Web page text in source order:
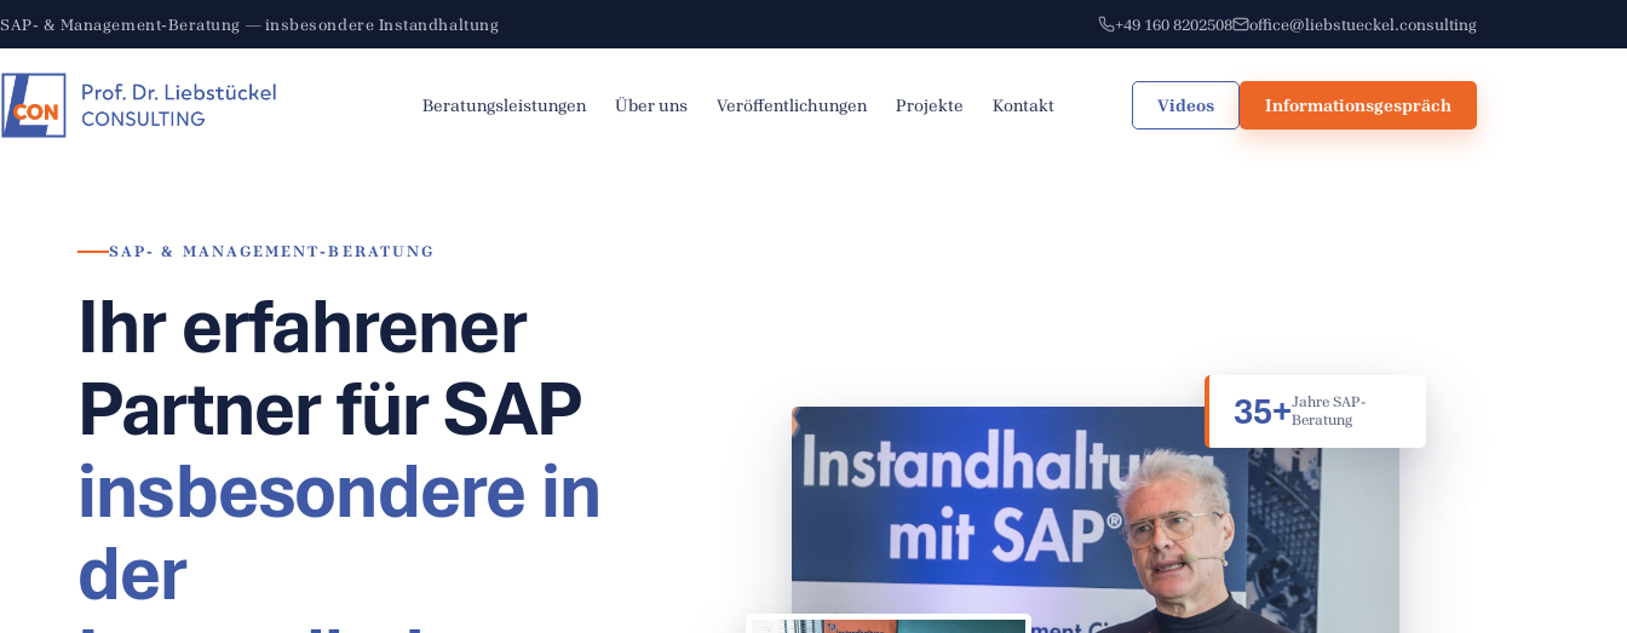
SAP- & Management-Beratung — insbesondere Instandhaltung +49 160 8202508 office@liebstueckel.consulting
Beratungsleistungen Über uns Veröffentlichungen Projekte Kontakt Videos Informationsgespräch
SAP- & MANAGEMENT-BERATUNG
Ihr erfahrener
Partner für SAP
insbesondere in
der
35+Jahre SAP-
Beratung